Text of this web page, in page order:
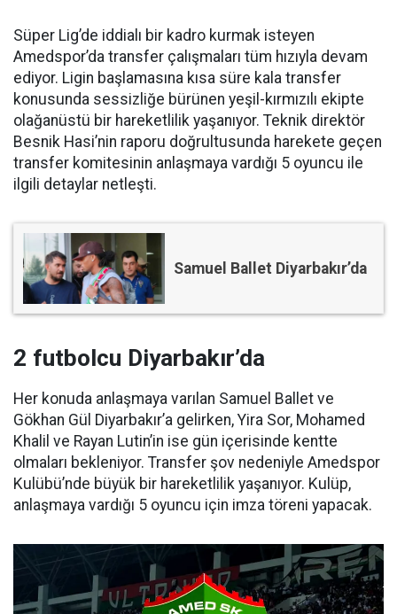
Süper Lig’de iddialı bir kadro kurmak isteyen
Amedspor’da transfer çalışmaları tüm hızıyla devam
ediyor. Ligin başlamasına kısa süre kala transfer
konusunda sessizliğe bürünen yeşil-kırmızılı ekipte
olağanüstü bir hareketlilik yaşanıyor. Teknik direktör
Besnik Hasi’nin raporu doğrultusunda harekete geçen
transfer komitesinin anlaşmaya vardığı 5 oyuncu ile
ilgili detaylar netleşti.
Samuel Ballet Diyarbakır’da
2 futbolcu Diyarbakır’da
Her konuda anlaşmaya varılan Samuel Ballet ve
Gökhan Gül Diyarbakır’a gelirken, Yira Sor, Mohamed
Khalil ve Rayan Lutin’in ise gün içerisinde kentte
olmaları bekleniyor. Transfer şov nedeniyle Amedspor
Kulübü’nde büyük bir hareketlilik yaşanıyor. Kulüp,
anlaşmaya vardığı 5 oyuncu için imza töreni yapacak.